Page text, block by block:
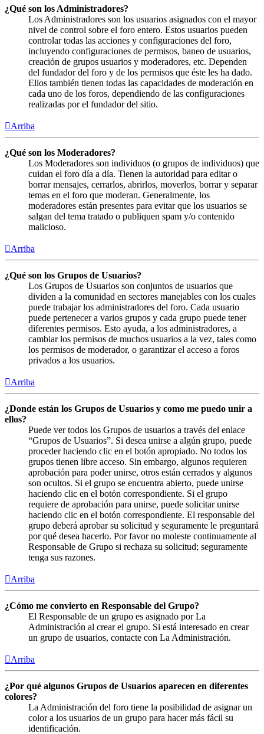
¿Qué son los Administradores?
Los Administradores son los usuarios asignados con el mayor
nivel de control sobre el foro entero. Estos usuarios pueden
controlar todas las acciones y configuraciones del foro,
incluyendo configuraciones de permisos, baneo de usuarios,
creación de grupos usuarios y moderadores, etc. Dependen
del fundador del foro y de los permisos que éste les ha dado.
Ellos también tienen todas las capacidades de moderación en
cada uno de los foros, dependiendo de las configuraciones
realizadas por el fundador del sitio.
Arriba
¿Qué son los Moderadores?
Los Moderadores son individuos (o grupos de individuos) que
cuidan el foro día a día. Tienen la autoridad para editar o
borrar mensajes, cerrarlos, abrirlos, moverlos, borrar y separar
temas en el foro que moderan. Generalmente, los
moderadores están presentes para evitar que los usuarios se
salgan del tema tratado o publiquen spam y/o contenido
malicioso.
Arriba
¿Qué son los Grupos de Usuarios?
Los Grupos de Usuarios son conjuntos de usuarios que
dividen a la comunidad en sectores manejables con los cuales
puede trabajar los administradores del foro. Cada usuario
puede pertenecer a varios grupos y cada grupo puede tener
diferentes permisos. Esto ayuda, a los administradores, a
cambiar los permisos de muchos usuarios a la vez, tales como
los permisos de moderador, o garantizar el acceso a foros
privados a los usuarios.
Arriba
¿Donde están los Grupos de Usuarios y como me puedo unir a
ellos?
Puede ver todos los Grupos de usuarios a través del enlace
“Grupos de Usuarios”. Si desea unirse a algún grupo, puede
proceder haciendo clic en el botón apropiado. No todos los
grupos tienen libre acceso. Sin embargo, algunos requieren
aprobación para poder unirse, otros están cerrados y algunos
son ocultos. Si el grupo se encuentra abierto, puede unirse
haciendo clic en el botón correspondiente. Si el grupo
requiere de aprobación para unirse, puede solicitar unirse
haciendo clic en el botón correspondiente. El responsable del
grupo deberá aprobar su solicitud y seguramente le preguntará
por qué desea hacerlo. Por favor no moleste continuamente al
Responsable de Grupo si rechaza su solicitud; seguramente
tenga sus razones.
Arriba
¿Cómo me convierto en Responsable del Grupo?
El Responsable de un grupo es asignado por La
Administración al crear el grupo. Si está interesado en crear
un grupo de usuarios, contacte con La Administración.
Arriba
¿Por qué algunos Grupos de Usuarios aparecen en diferentes
colores?
La Administración del foro tiene la posibilidad de asignar un
color a los usuarios de un grupo para hacer más fácil su
identificación.